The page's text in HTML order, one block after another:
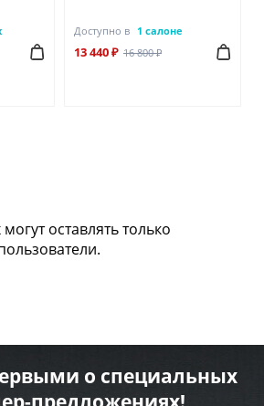
Доступно в 1 салоне
13 440 ₽ 16 800 ₽
оставлять только
о специальных